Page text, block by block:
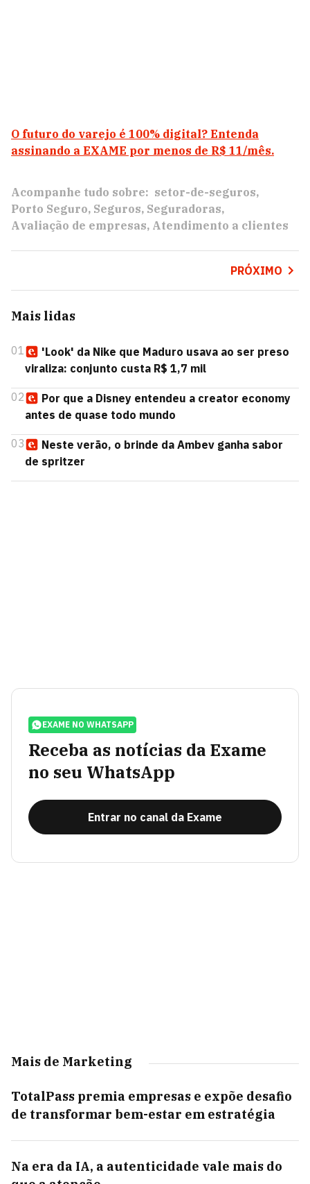
O futuro do varejo é 100% digital? Entenda
assinando a EXAME por menos de R$ 11/mês.
Acompanhe tudo sobre: setor-de-seguros
Porto Seguro Seguros Seguradoras
Avaliação de empresas Atendimento a clientes
PRÓXIMO
Mais lidas
01
'Look' da Nike que Maduro usava ao ser preso
viraliza: conjunto custa R$ 1,7 mil
02
Por que a Disney entendeu a creator economy
antes de quase todo mundo
03
Neste verão, o brinde da Ambev ganha sabor
de spritzer
EXAME NO WHATSAPP
Receba as notícias da Exame
no seu WhatsApp
Entrar no canal da Exame
Mais de Marketing
TotalPass premia empresas e expõe desafio
de transformar bem-estar em estratégia
Na era da IA, a autenticidade vale mais do